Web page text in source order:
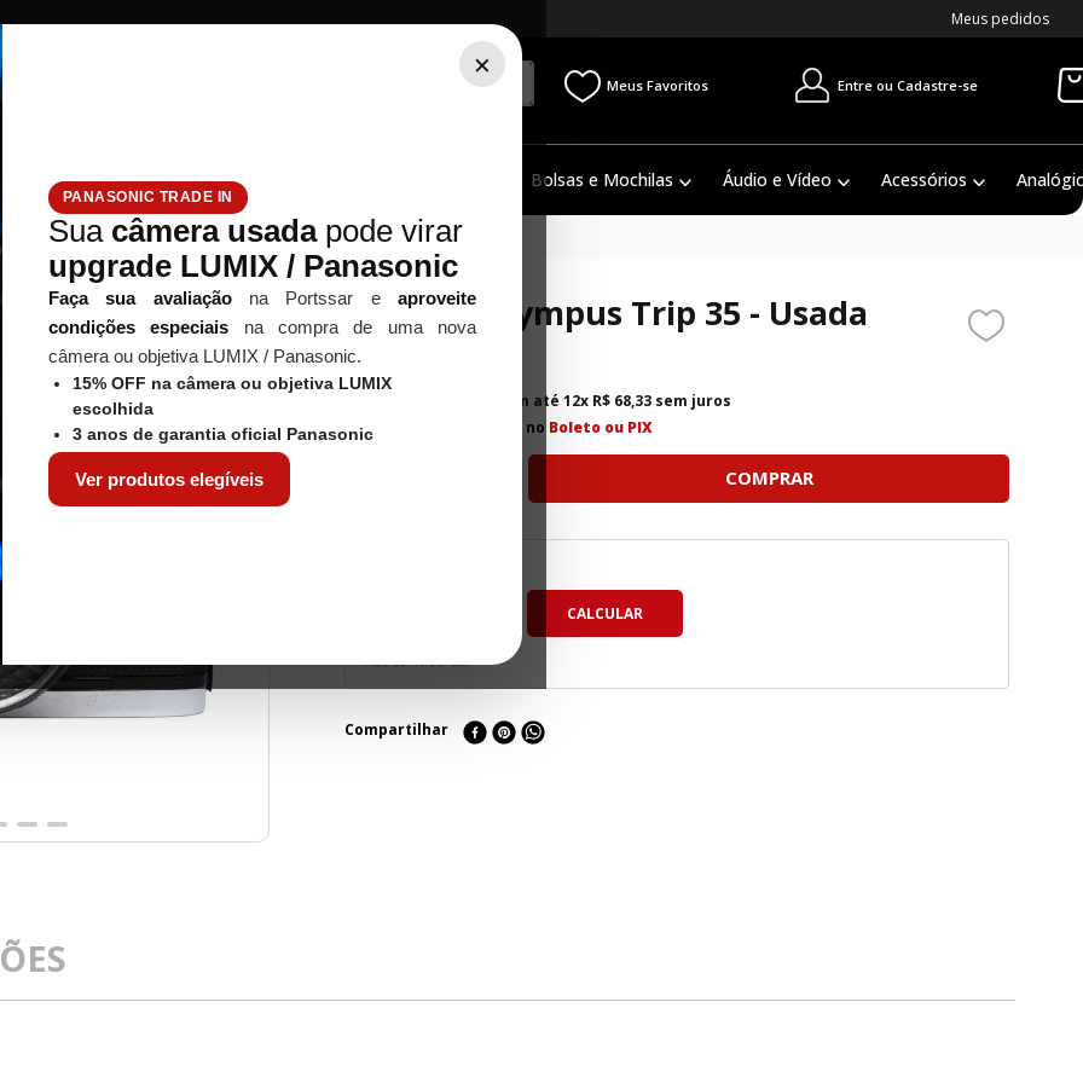
×
PANASONIC TRADE IN
Sua câmera usadapode virar
upgrade LUMIX / Panasonic
Faça sua avaliaçãona Portssar eaproveite
condições especiais na compra de uma nova
câmera ou objetiva LUMIX / Panasonic.
15% OFF na câmera ou objetiva LUMIX
escolhida
3 anos de garantia oficial Panasonic
Ver produtos elegíveis
Meus pedidos
Meus Favoritos Entre ou Cadastre-se
Tripé / Monopé Estúdio / Iluminação Bolsas e Mochilas Áudio e Vídeo Acessórios
Trip 35 - Usada
Olympus
Câmera Olympus Trip 35 - Usada
R$ Em até12x R$ 68,33 sem juros
ou por
à vista no Boleto ou PIX
COMPRAR
Não sei meu CEP
Compartilhar